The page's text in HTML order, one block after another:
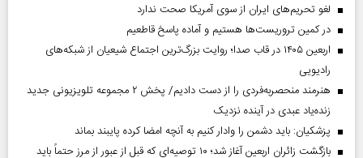
لغو تحریم‌های ایران از سوی آمریکا صحت ندارد
در کمین تروریست‌ها هستیم و آماده پاسخ قاطعیم
اربعین ۱۴۰۵ در قاب صدا؛ روایت بزرگ‌ترین اجتماع شیعیان از شبکه‌های
رادیویی
هنرمند منحصر‌به‌فردی را از دست دادیم/ پخش ۲ مجموعه تلویزیونی جدید
زنده‌یاد عبدی در آینده نزدیک
پزشکیان: باید دشمن را وادار کنیم به آنچه امضا کرده پایبند بماند
بازگشت زائران اربعین آغاز شد؛ ۱۰ توصیه‌ای که قبل از عبور از مرز حتماً باید